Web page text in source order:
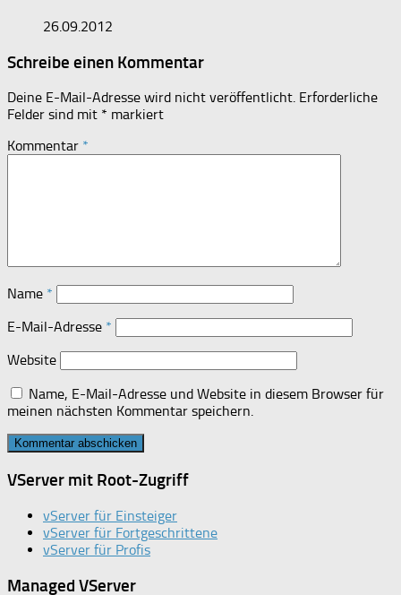
26.09.2012
Schreibe einen Kommentar
Deine E-Mail-Adresse wird nicht veröffentlicht. Erforderliche
Felder sind mit * markiert
Kommentar *
Name *
E-Mail-Adresse *
Website
Name, E-Mail-Adresse und Website in diesem Browser für
meinen nächsten Kommentar speichern.
VServer mit Root-Zugriff
vServer für Einsteiger
vServer für Fortgeschrittene
vServer für Profis
Managed VServer